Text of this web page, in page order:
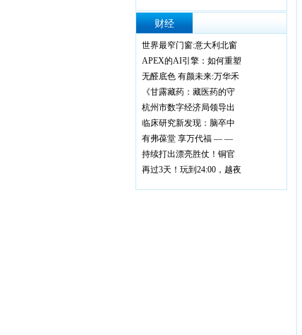
财经
世界最窄门窗:意大利北窗
​APEX的AI引擎：如何重塑
无醛底色 有颜未来:万华禾
《甘露藏药：藏医药的守
杭州市数字经济局领导出
临床研究新发现：脑卒中
有弗葆堂 享万代福 — —
持续打出漂亮胜仗！铜官
再过3天！玩到24:00，越夜